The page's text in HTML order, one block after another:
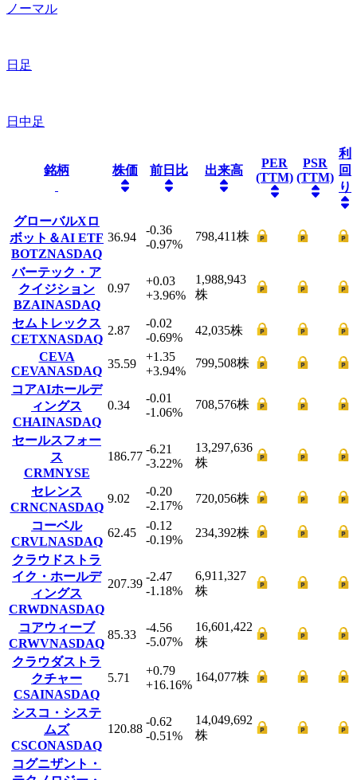
ノーマル
日足
日中足
銘柄 株価 前日比 出来高
PER
(TTM)
PSR
(TTM)
利
回
り
グローバルXロ
ボット＆AI ETF
BOTZNASDAQ
36.94
-0.36
-0.97%
798,411株
バーテック・ア
クイジション
BZAINASDAQ
0.97
+0.03
+3.96%
1,988,943
株
セムトレックス
CETXNASDAQ
2.87
-0.02
-0.69%
42,035株
CEVA
CEVANASDAQ
35.59
+1.35
+3.94%
799,508株
コアAIホールデ
ィングス
CHAINASDAQ
0.34
-0.01
-1.06%
708,576株
セールスフォー
ス
CRMNYSE
186.77
-6.21
-3.22%
13,297,636
株
セレンス
CRNCNASDAQ
9.02
-0.20
-2.17%
720,056株
コーベル
CRVLNASDAQ
62.45
-0.12
-0.19%
234,392株
クラウドストラ
イク・ホールデ
ィングス
CRWDNASDAQ
207.39
-2.47
-1.18%
6,911,327
株
コアウィーブ
CRWVNASDAQ
85.33
-4.56
-5.07%
16,601,422
株
クラウダストラ
クチャー
CSAINASDAQ
5.71
+0.79
+16.16%
164,077株
シスコ・システ
ムズ
CSCONASDAQ
120.88
-0.62
-0.51%
14,049,692
株
コグニザント・